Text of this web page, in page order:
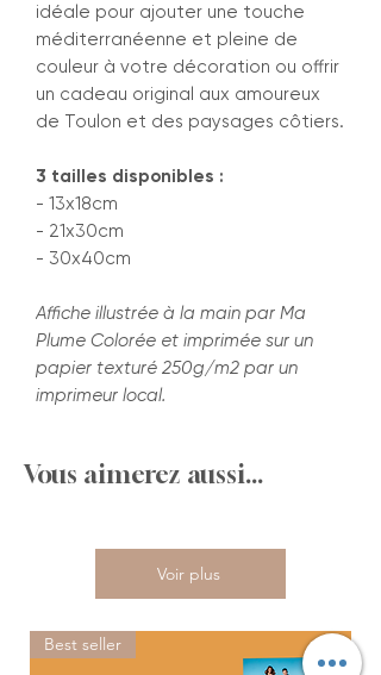
idéale pour ajouter une touche
méditerranéenne et pleine de
couleur à votre décoration ou offrir
un cadeau original aux amoureux
de Toulon et des paysages côtiers.
3 tailles disponibles :
- 13x18cm
- 21x30cm
- 30x40cm
Affiche illustrée à la main par Ma
Plume Colorée et imprimée sur un
papier texturé 250g/m2 par un
imprimeur local.
Vous aimerez aussi...
Voir plus
Best seller